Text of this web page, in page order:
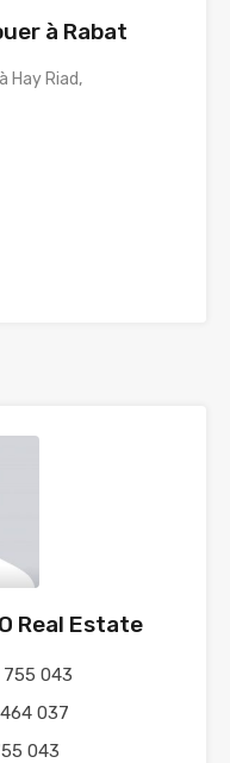
à Rabat
Hay Riad,
Real Estate
755 043
037
043